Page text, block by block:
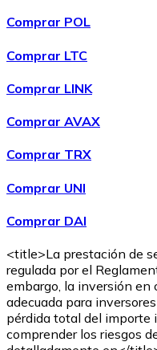
Comprar POL
Comprar LTC
Comprar LINK
Comprar AVAX
Comprar TRX
Comprar UNI
Comprar DAI
<title>La prestación de
regulada por el
embargo, la inversión en
adecuada para
pérdida total del importe
comprender los riesgos